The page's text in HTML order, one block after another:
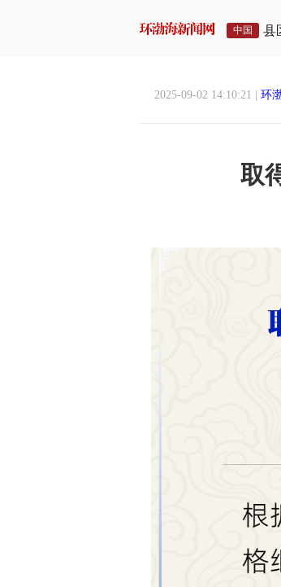
中国 县
2025-09-02 14:10:21 | 环
取